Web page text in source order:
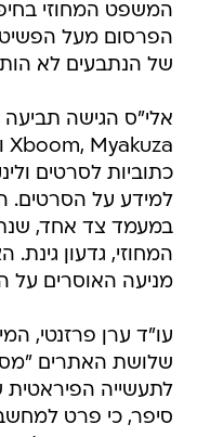
המשפט המחוזי
של הנתבעים לא
אלי"ס הגישה
כתוביות לסרטים
למידע על הסרטים.
במעמד צד אחד,
המחוזי, גדעון גינת.
מניעה האוסרים
עו"ד ערן פרזנטי,
שלושת האתרים
לתעשייה
סיפר, כי פרט